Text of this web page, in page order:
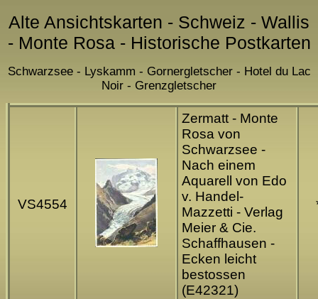
Alte Ansichtskarten - Schweiz - Wallis
- Monte Rosa - Historische Postkarten
Schwarzsee - Lyskamm - Gornergletscher - Hotel du Lac
Noir - Grenzgletscher
VS4554
Zermatt - Monte
Rosa von
Schwarzsee -
Nach einem
Aquarell von Edo
v. Handel-
Mazzetti - Verlag
Meier & Cie.
Schaffhausen -
Ecken leicht
bestossen
(E42321)